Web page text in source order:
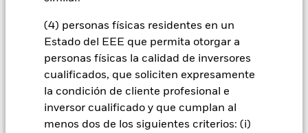
(4) personas físicas residentes en un
Estado del EEE que permita otorgar a
personas físicas la calidad de inversores
cualificados, que soliciten expresamente
la condición de cliente profesional e
inversor cualificado y que cumplan al
menos dos de los siguientes criterios: (i)
gestora del fondo se asegurará de que se dispone de los
procedimientos adecuados para minimizar el riesgo de
contagio a otras clases de acciones. En el menú desplegable
que figura justo debajo del nombre del fondo, podrá ver un
listado de todas las clases de acciones del fondo: las clases de
acciones con cobertura de divisas se identifican mediante la
palabra «Hedged» en su nombre. Además, el listado
completo de todas las clases de acciones con cobertura de